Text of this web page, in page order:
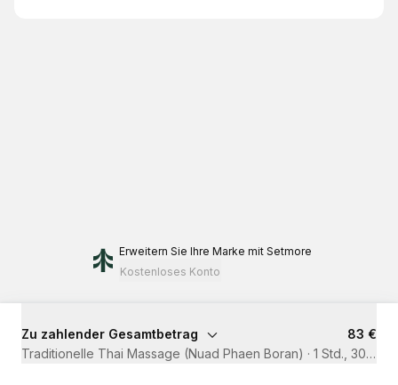
Erweitern Sie Ihre Marke mit Setmore
Kostenloses Konto
Zu zahlender Gesamtbetrag
83 €
Traditionelle Thai Massage (Nuad Phaen Boran) · 1 Std., 30 Min.